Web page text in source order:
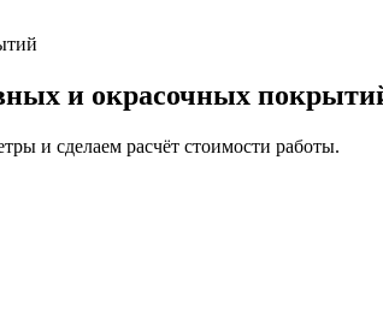
и окрасочных
и сделаем расчёт стоимости работы.